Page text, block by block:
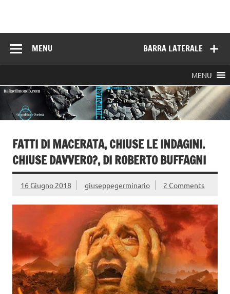
BARRA LATERALE
MENU
MENU
FATTI DI MACERATA, CHIUSE LE INDAGINI.
CHIUSE DAVVERO?, DI ROBERTO BUFFAGNI
16 Giugno 2018 giuseppegerminario 2 Comments